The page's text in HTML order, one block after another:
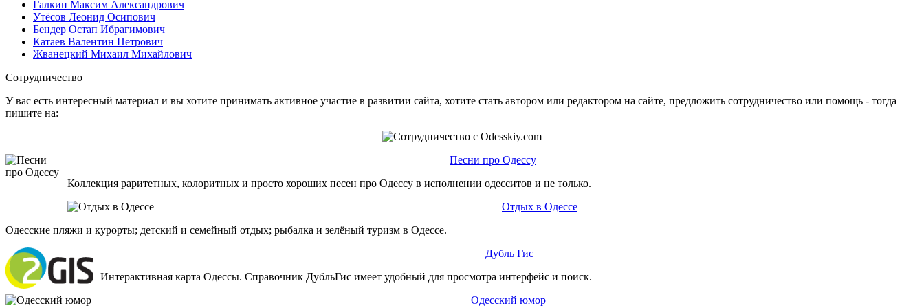
Галкин Максим Александрович
Утёсов Леонид Осипович
Бендер Остап Ибрагимович
Катаев Валентин Петрович
Жванецкий Михаил Михайлович
Сотрудничество
У вас есть интересный материал и вы хотите принимать активное участие в развитии сайта, хотите стать автором или редактором на сайте, предложить сотрудничество или помощь - тогда
пишите на:
Песни про Одессу
Коллекция раритетных, колоритных и просто хороших песен про Одессу в исполнении одесситов и не только.
Отдых в Одессе
Одесские пляжи и курорты; детский и семейный отдых; рыбалка и зелёный туризм в Одессе.
Дубль Гис
Интерактивная карта Одессы. Справочник ДубльГис имеет удобный для просмотра интерфейс и поиск.
Одесский юмор